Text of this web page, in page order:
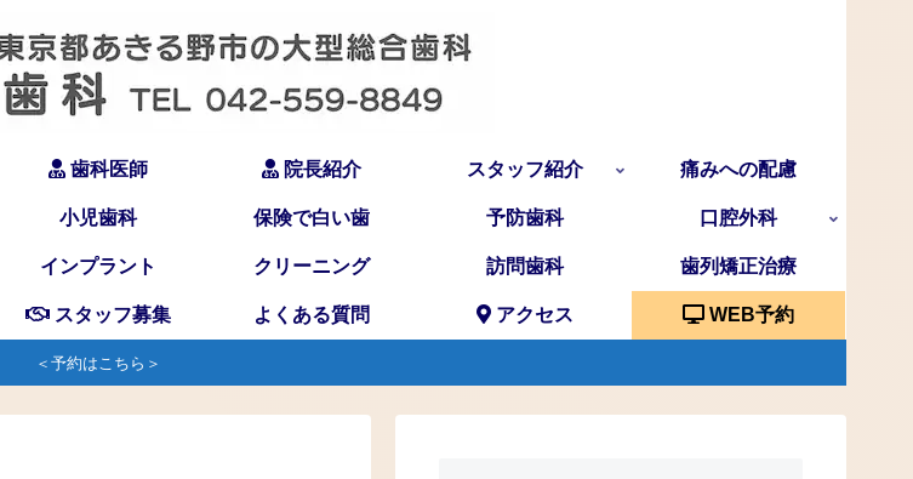
歯科医師 院長紹介 スタッフ紹介 痛みへの配慮
小児歯科 保険で白い歯 予防歯科 口腔外科
インプラント クリーニング 訪問歯科 歯列矯正治療
スタッフ募集 よくある質問 アクセス WEB予約
＜予約はこちら＞